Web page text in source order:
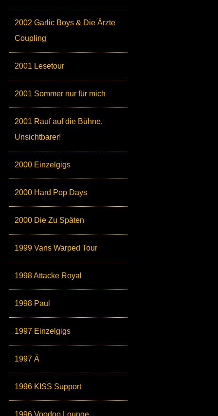
2002 Garlic Boys & Die Ärzte
Coupling
2001 Lesetour
2001 Sommer nur für mich
2001 Rauf auf die Bühne,
Unsichtbarer!
2000 Einzelgigs
2000 Hard Pop Days
2000 Die Zu Späten
1999 Vans Warped Tour
1998 Attacke Royal
1998 Paul
1997 Einzelgigs
1997 Ä
1996 KISS Support
1996 Voodoo Lounge